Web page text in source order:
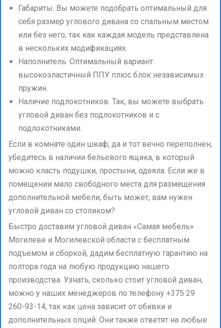
Габариты. Вы можете подобрать оптимальный для
себя размер углового дивана со спальным местом
или без него, так как каждая модель представлена
в нескольких модификациях.
Наполнитель. Оптимальный вариант:
высокоэластичный ППУ плюс блок независимых
пружин.
Наличие подлокотников. Так, вы можете выбрать
угловой диван без подлокотников и с
подлокотниками.
Если в комнате один шкаф, да и тот вечно переполнен,
убедитесь в наличии бельевого ящика, в который
можно класть подушки, простыни, одеяла. Если же в
помещении мало свободного места для размещения
дополнительной мебели, быть может, вам нужен
угловой диван со столиком?
Быстро доставим угловой диван «Самая мебель»
Могилеве и Могилевской области с бесплатным
подъемом и сборкой, дадим бесплатную гарантию на
полтора года на любую продукцию нашего
производства. Узнать, сколько стоит угловой диван,
можно у наших менеджеров по телефону +375 29
260-93-14, так как цена зависит от обивки и
дополнительных опций. Они также ответят на любые